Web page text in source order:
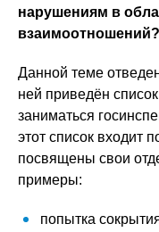
нарушениям в
взаимоотношений?
Данной теме
ней приведён
заниматься
этот список входит
посвящены свои
примеры:
попытка